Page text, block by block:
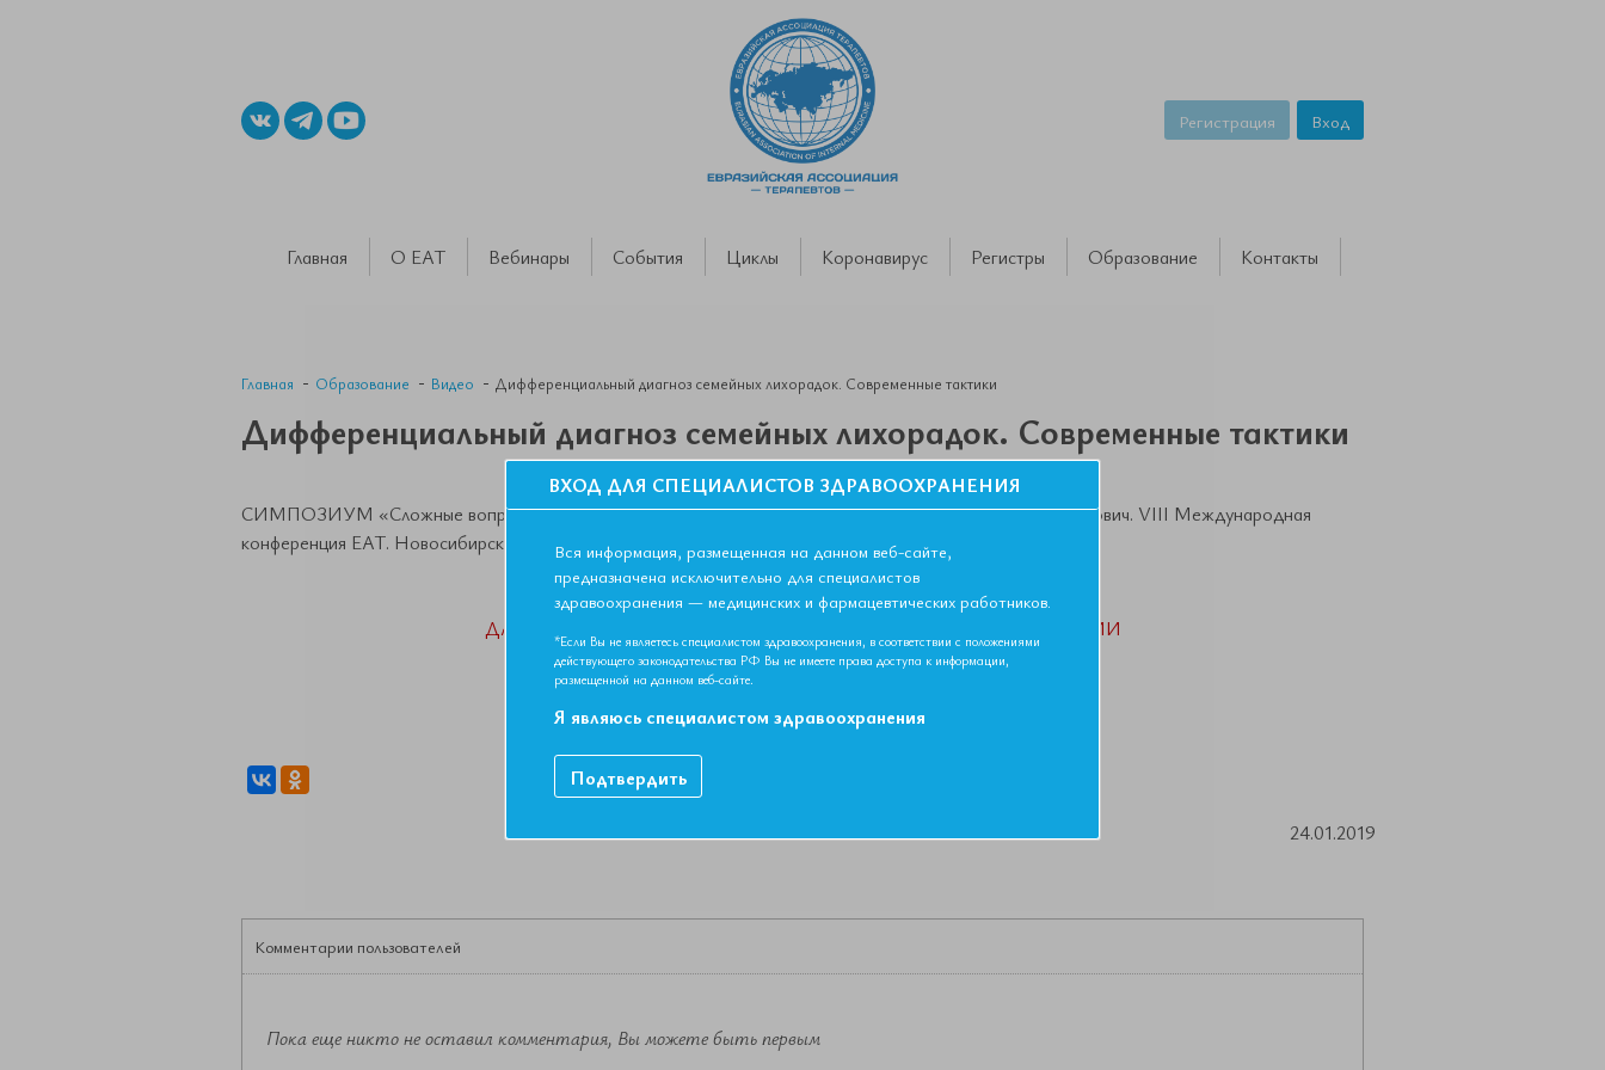
Регистрация Вход
Главная О ЕАТ Вебинары События Циклы Коронавирус Регистры Образование Контакты
Главная Образование Видео Дифференциальный диагноз семейных лихорадок. Современные тактики
Дифференциальный диагноз семейных лихорадок. Современные тактики
СИМПОЗИУМ «Сложные вопросы дифференциального диагноза и лечения». К.м.н. Соцкий Павел Олегович. VIII Международная
конференция ЕАТ. Новосибирск ноябрь 2018
ДАННЫЙ МАТЕРИАЛ ДОСТУПЕН ТОЛЬКО ЧЛЕНАМ АССОЦИАЦИИ
Если вы являетесь членом ЕАТ, пожалуйста,авторизируйтесь
Как вступить в Ассоциацию
24.01.2019
Комментарии пользователей
Пока еще никто не оставил комментария, Вы можете быть первым
ВХОД ДЛЯ СПЕЦИАЛИСТОВ ЗДРАВООХРАНЕНИЯ
Вся информация, размещенная на данном веб-сайте,
предназначена исключительно для специалистов
здравоохранения — медицинских и фармацевтических работников.
*Если Вы не являетесь специалистом здравоохранения, в соответствии с положениями
действующего законодательства РФ Вы не имеете права доступа к информации,
размещенной на данном веб-сайте.
Я являюсь специалистом здравоохранения
Подтвердить